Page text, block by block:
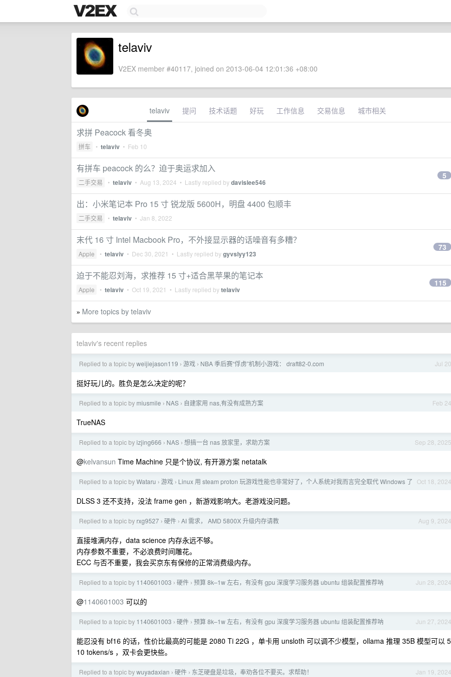
telaviv
V2EX member #40117, joined on 2013-06-04 12:01:36 +08:00
telaviv 提问 技术话题 好玩 工作信息 交易信息 城市相关
求拼 Peacock 看冬奥
拼车 • telaviv • Feb 10
有拼车 peacock 的么？迫于奥运求加入
二手交易 • telaviv • Aug 13, 2024 • Lastly replied bydavislee546
5
出：小米笔记本 Pro 15 寸 锐龙版 5600H，明盘 4400 包顺丰
二手交易 • telaviv • Jan 8, 2022
末代 16 寸 Intel Macbook Pro，不外接显示器的话噪音有多糟？
Apple • telaviv • Dec 30, 2021 • Lastly replied bygyvslyy123
73
迫于不能忍刘海，求推荐 15 寸+适合黑苹果的笔记本
Apple • telaviv • Oct 19, 2021 • Lastly replied bytelaviv
115
» More topics by telaviv
telaviv's recent replies
Jul 20
Replied to a topic byweijiejason119 › 游戏 › NBA 季后赛“俘虏”机制小游戏： draft82-0.com
挺好玩儿的。胜负是怎么决定的呢？
Feb 24
Replied to a topic by miusmile › NAS › 自建家用 nas,有没有成熟方案
TrueNAS
Sep 28, 2025
Replied to a topic byizjing666 › NAS › 想搞一台 nas 放家里，求助方案
@kelvansun Time Machine 只是个协议, 有开源方案 netatalk
Oct 18, 2024
Replied to a topic byWataru › 游戏 › Linux 用 steam proton 玩游戏性能也非常好了，个人系统对我而言完全取代 Windows 了
DLSS 3 还不支持，没法 frame gen ，新游戏影响大。老游戏没问题。
Aug 9, 2024
Replied to a topic by rxg9527 › 硬件 › AI 需求， AMD 5800X 升级内存请教
直接堆满内存，data science 内存永远不够。
内存参数不重要，不必浪费时间雕花。
ECC 与否不重要，我会买京东有保修的正常消费级内存。
Jun 28, 2024
Replied to a topic by 1140601003 › 硬件 › 预算 8k–1w 左右，有没有 gpu 深度学习服务器 ubuntu 组装配置推荐呐
@1140601003 可以的
Jun 27, 2024
Replied to a topic by 1140601003 › 硬件 › 预算 8k–1w 左右，有没有 gpu 深度学习服务器 ubuntu 组装配置推荐呐
能忍没有 bf16 的话，性价比最高的可能是 2080 Ti 22G ，单卡用 unsloth 可以调不少模型，ollama 推理 35B 模型可以
10 tokens/s ，双卡会更快些。
Jan 19, 2024
Replied to a topic bywuyadaxian › 硬件 › 东芝硬盘是垃圾，奉劝各位不要买。求帮助！